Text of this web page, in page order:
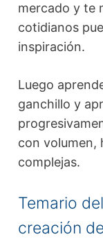
mercado y te
cotidianos
inspiración.
Luego
ganchillo y
con volumen,
complejas.
Temario
creación